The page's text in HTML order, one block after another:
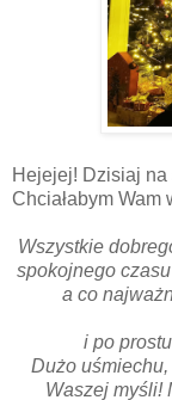
Hejejej! Dzisiaj na
Chciałabym Wam
Wszystkie
spokojnego
a co
i po
Dużo
Waszej myśli!